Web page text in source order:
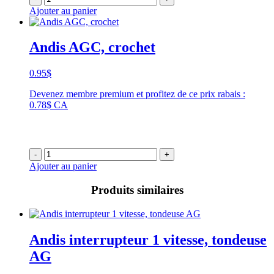
Ajouter au panier
Andis AGC, crochet
0.95$
Devenez membre premium et profitez de ce prix rabais :
0.78$ CA
- +
Ajouter au panier
Produits similaires
Andis interrupteur 1 vitesse, tondeuse
AG